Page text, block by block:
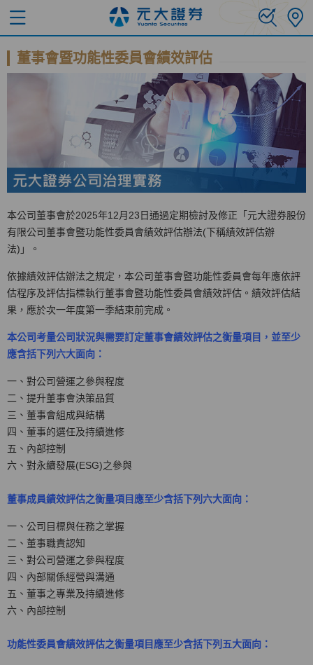
董事會暨功能性委員會績效評估
本公司董事會於2025年12月23日通過定期檢討及修正「元大證券股份
有限公司董事會暨功能性委員會績效評估辦法(下稱績效評估辦
法)」。
依據績效評估辦法之規定，本公司董事會暨功能性委員會每年應依評
估程序及評估指標執行董事會暨功能性委員會績效評估。績效評估結
果，應於次一年度第一季結束前完成。
本公司考量公司狀況與需要訂定董事會績效評估之衡量項目，並至少
應含括下列六大面向：
一、對公司營運之參與程度
二、提升董事會決策品質
三、董事會組成與結構
四、董事的選任及持續進修
五、內部控制
六、對永續發展(ESG)之參與
董事成員績效評估之衡量項目應至少含括下列六大面向：
一、公司目標與任務之掌握
二、董事職責認知
三、對公司營運之參與程度
四、內部關係經營與溝通
五、董事之專業及持續進修
六、內部控制
功能性委員會績效評估之衡量項目應至少含括下列五大面向：